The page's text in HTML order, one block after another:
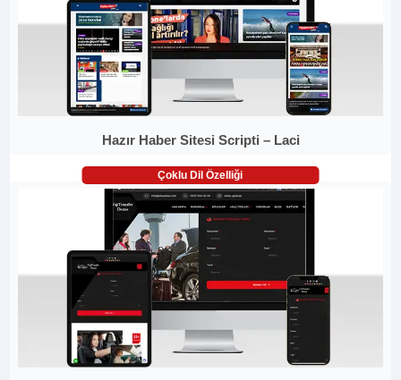
Hazır Haber Sitesi Scripti – Laci
Çoklu Dil Özelliği